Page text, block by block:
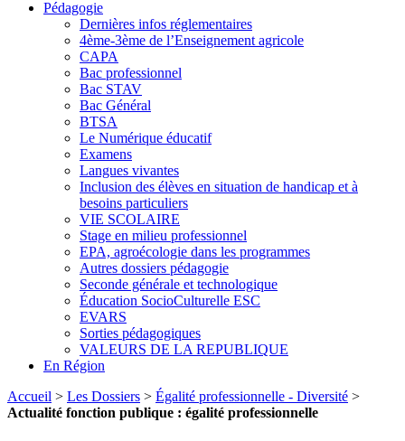
Pédagogie
Dernières infos réglementaires
4ème-3ème de l’Enseignement agricole
CAPA
Bac professionnel
Bac STAV
Bac Général
BTSA
Le Numérique éducatif
Examens
Langues vivantes
Inclusion des élèves en situation de handicap et à
besoins particuliers
VIE SCOLAIRE
Stage en milieu professionnel
EPA, agroécologie dans les programmes
Autres dossiers pédagogie
Seconde générale et technologique
Éducation SocioCulturelle ESC
EVARS
Sorties pédagogiques
VALEURS DE LA REPUBLIQUE
En Région
Accueil > Les Dossiers > Égalité professionnelle - Diversité >
Actualité fonction publique : égalité professionnelle